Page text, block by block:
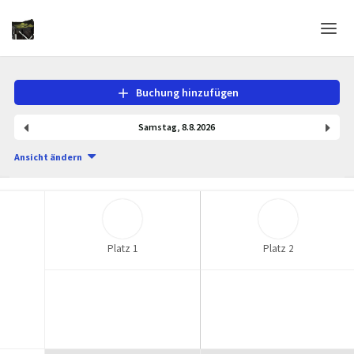
Buchung hinzufügen
Samstag, 8.8.2026
Ansicht ändern
Platz 1 Platz 2